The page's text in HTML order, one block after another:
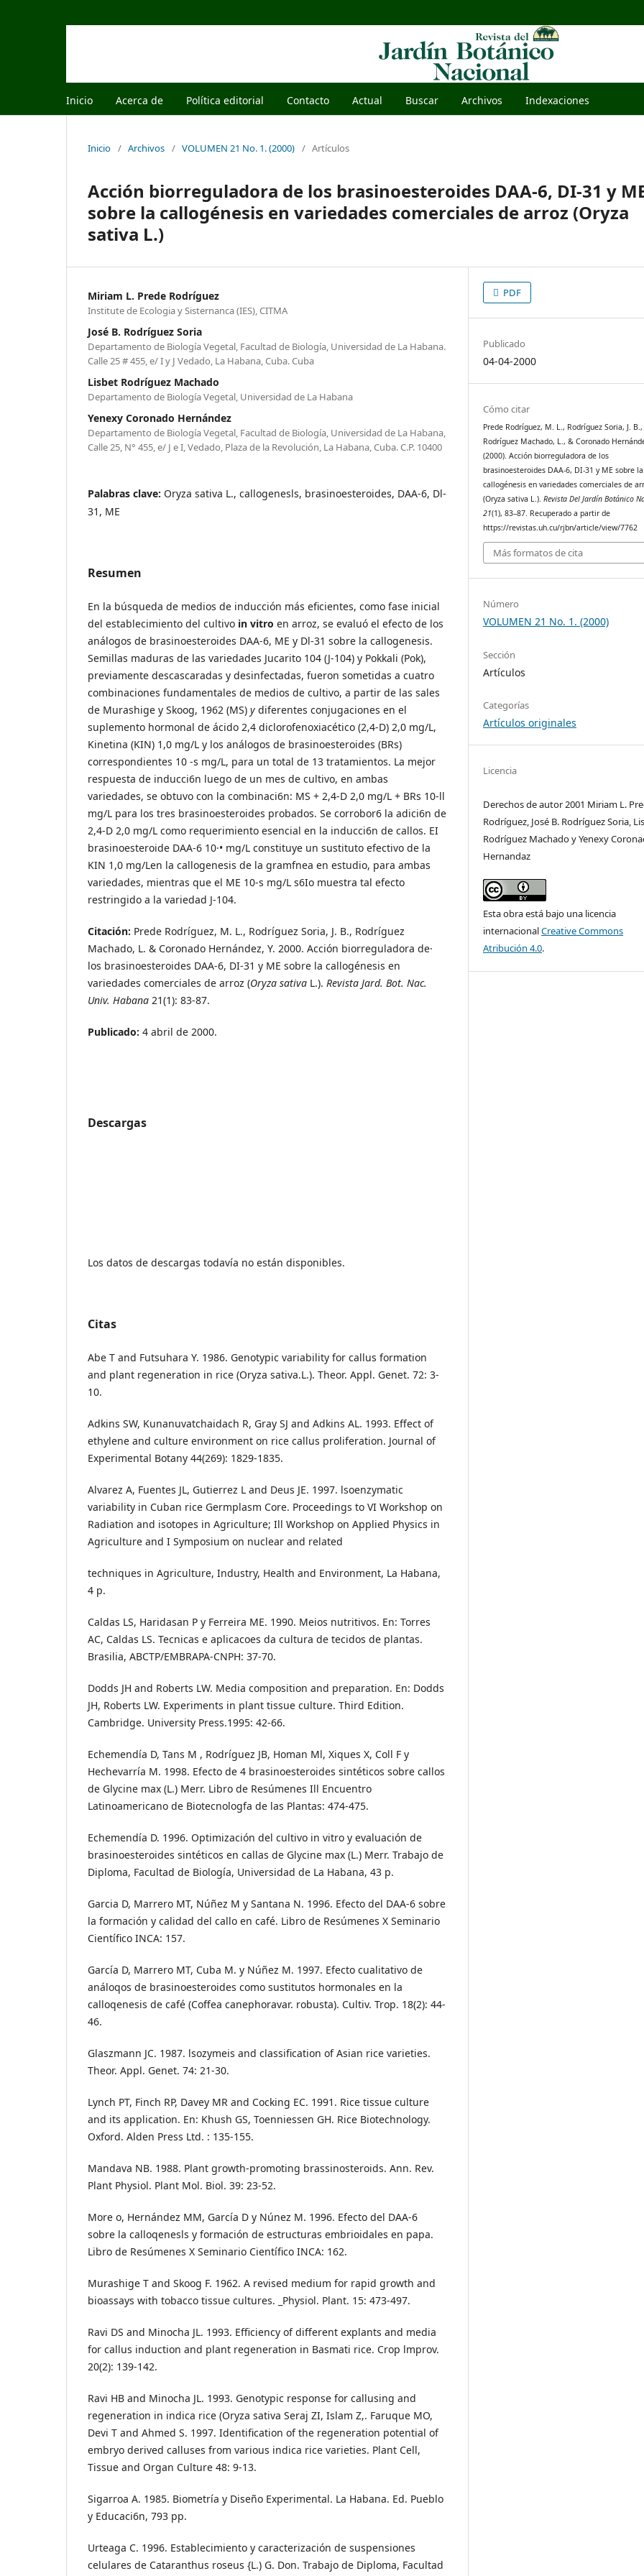
Inicio Acerca de Política editorial Contacto Actual Buscar Archivos Indexaciones
Inicio / Archivos / VOLUMEN 21 No. 1. (2000) / Artículos
Acción biorreguladora de los brasinoesteroides DAA-6, DI-31 y
sobre la callogénesis en variedades comerciales de arroz (Oryza
sativa L.)
Miriam L. Prede Rodríguez
Institute de Ecologia y Sisternanca (IES), CITMA
José B. Rodríguez Soria
Departamento de Biología Vegetal, Facultad de Biología, Universidad de La Habana.
Calle 25 # 455, e/ I y J Vedado, La Habana, Cuba. Cuba
Lisbet Rodríguez Machado
Departamento de Biología Vegetal, Universidad de La Habana
Yenexy Coronado Hernández
Departamento de Biología Vegetal, Facultad de Biología, Universidad de La Habana,
Calle 25, N° 455, e/ J e I, Vedado, Plaza de la Revolución, La Habana, Cuba. C.P. 10400
Palabras clave: Oryza sativa L., callogenesls, brasinoesteroides, DAA-6, Dl-
31, ME
Resumen
En la búsqueda de medios de inducción más eficientes, como fase inicial
del establecimiento del cultivo in vitro en arroz, se evaluó el efecto de los
análogos de brasinoesteroides DAA-6, ME y Dl-31 sobre la callogenesis.
Semillas maduras de las variedades Jucarito 104 (J-104) y Pokkali (Pok),
previamente descascaradas y desinfectadas, fueron sometidas a cuatro
combinaciones fundamentales de medios de cultivo, a partir de las sales
de Murashige y Skoog, 1962 (MS) y diferentes conjugaciones en el
suplemento hormonal de ácido 2,4 diclorofenoxiacético (2,4-D) 2,0 mg/L,
Kinetina (KIN) 1,0 mg/L y los análogos de brasinoesteroides (BRs)
correspondientes 10 -s mg/L, para un total de 13 tratamientos. La mejor
respuesta de inducci6n luego de un mes de cultivo, en ambas
variedades, se obtuvo con la combinaci6n: MS + 2,4-D 2,0 mg/L + BRs 10-ll
mg/L para los tres brasinoesteroides probados. Se corrobor6 la adici6n de
2,4-D 2,0 mg/L como requerimiento esencial en la inducci6n de callos. EI
brasinoesteroide DAA-6 10·• mg/L constituye un sustituto efectivo de la
KIN 1,0 mg/Len la callogenesis de la gramfnea en estudio, para ambas
variedades, mientras que el ME 10-s mg/L s6Io muestra tal efecto
restringido a la variedad J-104.
Citación: Prede Rodríguez, M. L., Rodríguez Soria, J. B., Rodríguez
Machado, L. & Coronado Hernández, Y. 2000. Acción biorreguladora de·
los brasinoesteroides DAA-6, DI-31 y ME sobre la callogénesis en
variedades comerciales de arroz (Oryza sativa L.). Revista Jard. Bot. Nac.
Univ. Habana 21(1): 83-87.
Publicado: 4 abril de 2000.
Descargas
Los datos de descargas todavía no están disponibles.
Citas
Abe T and Futsuhara Y. 1986. Genotypic variability for callus formation
and plant regeneration in rice (Oryza sativa.L.). Theor. Appl. Genet. 72: 3-
10.
Adkins SW, Kunanuvatchaidach R, Gray SJ and Adkins AL. 1993. Effect of
ethylene and culture environment on rice callus proliferation. Journal of
Experimental Botany 44(269): 1829-1835.
Alvarez A, Fuentes JL, Gutierrez L and Deus JE. 1997. lsoenzymatic
variability in Cuban rice Germplasm Core. Proceedings to VI Workshop on
Radiation and isotopes in Agriculture; Ill Workshop on Applied Physics in
Agriculture and I Symposium on nuclear and related
techniques in Agriculture, Industry, Health and Environment, La Habana,
4 p.
Caldas LS, Haridasan P y Ferreira ME. 1990. Meios nutritivos. En: Torres
AC, Caldas LS. Tecnicas e aplicacoes da cultura de tecidos de plantas.
Brasilia, ABCTP/EMBRAPA-CNPH: 37-70.
Dodds JH and Roberts LW. Media composition and preparation. En: Dodds
JH, Roberts LW. Experiments in plant tissue culture. Third Edition.
Cambridge. University Press.1995: 42-66.
Echemendía D, Tans M , Rodríguez JB, Homan Ml, Xiques X, Coll F y
Hechevarría M. 1998. Efecto de 4 brasinoesteroides sintéticos sobre callos
de Glycine max (L.) Merr. Libro de Resúmenes Ill Encuentro
Latinoamericano de Biotecnologfa de las Plantas: 474-475.
Echemendía D. 1996. Optimización del cultivo in vitro y evaluación de
brasinoesteroides sintéticos en callas de Glycine max (L.) Merr. Trabajo de
Diploma, Facultad de Biología, Universidad de La Habana, 43 p.
Garcia D, Marrero MT, Núñez M y Santana N. 1996. Efecto del DAA-6 sobre
la formación y calidad del callo en café. Libro de Resúmenes X Seminario
Científico INCA: 157.
García D, Marrero MT, Cuba M. y Núñez M. 1997. Efecto cualitativo de
análoqos de brasinoesteroides como sustitutos hormonales en la
calloqenesis de café (Coffea canephoravar. robusta). Cultiv. Trop. 18(2): 44-
46.
Glaszmann JC. 1987. lsozymeis and classification of Asian rice varieties.
Theor. Appl. Genet. 74: 21-30.
Lynch PT, Finch RP, Davey MR and Cocking EC. 1991. Rice tissue culture
and its application. En: Khush GS, Toenniessen GH. Rice Biotechnology.
Oxford. Alden Press Ltd. : 135-155.
Mandava NB. 1988. Plant growth-promoting brassinosteroids. Ann. Rev.
Plant Physiol. Plant Mol. Biol. 39: 23-52.
More o, Hernández MM, García D y Núnez M. 1996. Efecto del DAA-6
sobre la calloqenesls y formación de estructuras embrioidales en papa.
Libro de Resúmenes X Seminario Científico INCA: 162.
Murashige T and Skoog F. 1962. A revised medium for rapid growth and
bioassays with tobacco tissue cultures. _Physiol. Plant. 15: 473-497.
Ravi DS and Minocha JL. 1993. Efficiency of different explants and media
for callus induction and plant regeneration in Basmati rice. Crop lmprov.
20(2): 139-142.
Ravi HB and Minocha JL. 1993. Genotypic response for callusing and
regeneration in indica rice (Oryza sativa Seraj ZI, Islam Z,. Faruque MO,
Devi T and Ahmed S. 1997. Identification of the regeneration potential of
embryo derived calluses from various indica rice varieties. Plant Cell,
Tissue and Organ Culture 48: 9-13.
Sigarroa A. 1985. Biometría y Diseño Experimental. La Habana. Ed. Pueblo
y Educaci6n, 793 pp.
Urteaga C. 1996. Establecimiento y caracterización de suspensiones
celulares de Cataranthus roseus {L.) G. Don. Trabajo de Diploma, Facultad
PDF
Publicado
04-04-2000
Cómo citar
Prede Rodríguez, M. L., Rodríguez Soria, J. B.,
Rodríguez Machado, L., & Coronado
(2000). Acción biorreguladora de los
brasinoesteroides DAA-6, DI-31 y ME sobre la
callogénesis en variedades comerciales de
(Oryza sativa L.).Revista Del Jardín Botánico
21(1), 83–87. Recuperado a partir de
https://revistas.uh.cu/rjbn/article/view/7762
Más formatos de cita
Número
VOLUMEN 21 No. 1. (2000)
Sección
Artículos
Categorías
Artículos originales
Licencia
Derechos de autor 2001 Miriam L.
Rodríguez, José B. Rodríguez Soria,
Rodríguez Machado y Yenexy
Hernandaz
Esta obra está bajo una licencia
internacionalCreative Commons
Atribución 4.0.